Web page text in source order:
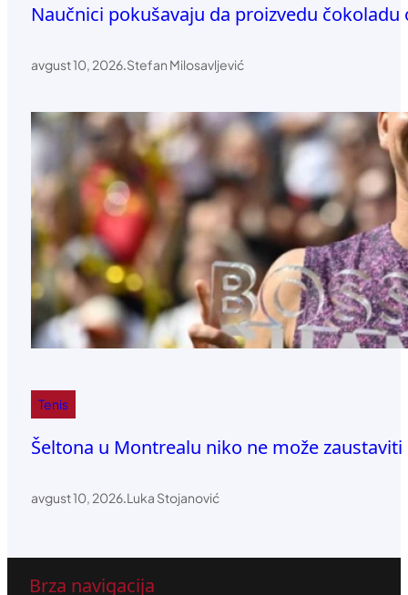
Naučnici pokušavaju da proizvedu
avgust 10, 2026.Stefan Milosavljević
Tenis
Šeltona u Montrealu niko ne može zaustaviti
avgust 10, 2026.Luka Stojanović
Brza navigacija